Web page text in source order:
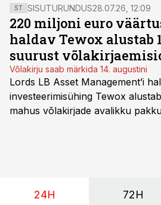
ST SISUTURUNDUS28.07.26, 12:09
220 miljoni euro
haldav Tewox alustab
suurust
Võlakirju saab märkida 14. augustini
Lords LB Asset Management’i
investeerimisühing Tewox
mahus võlakirjade avalikku
24H 72H